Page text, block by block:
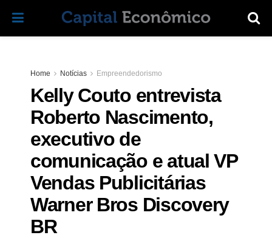
Home Notícias Empreendedorismo
Kelly Couto entrevista
Roberto Nascimento,
executivo de
comunicação e atual VP
Vendas Publicitárias
Warner Bros Discovery
BR